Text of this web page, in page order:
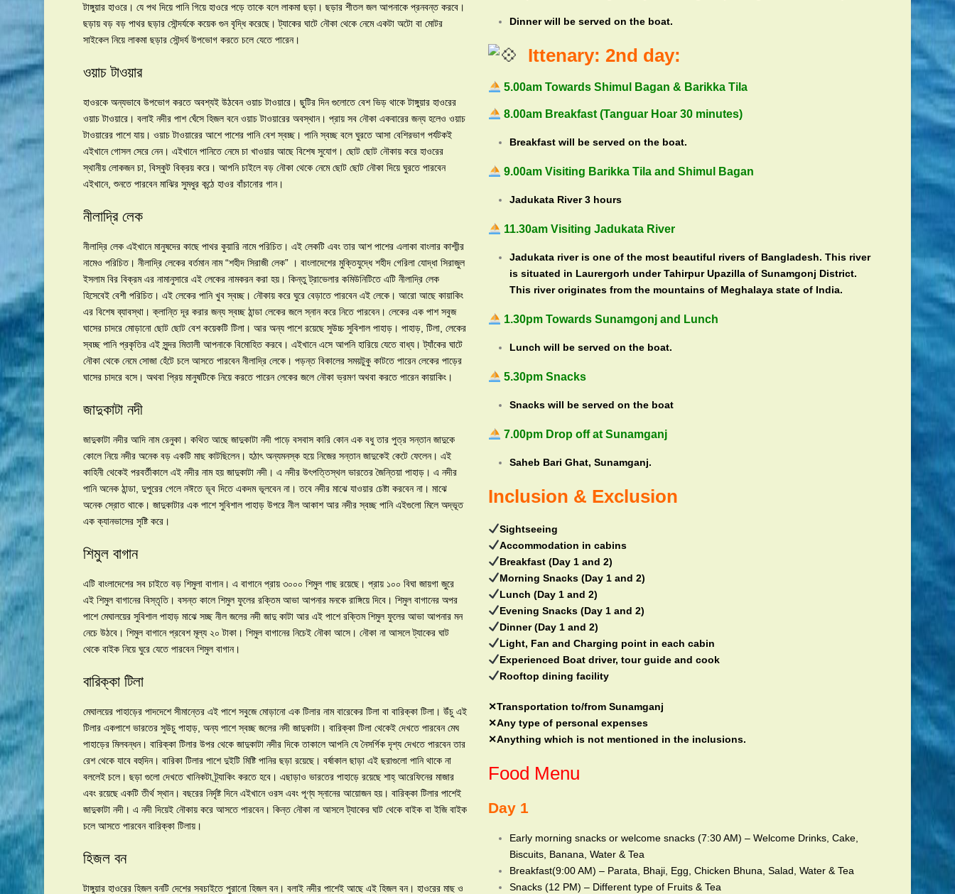
টাঙ্গুয়ার হাওরে। যে পথ দিয়ে পানি গিয়ে হাওরে পড়ে তাকে বলে লাকমা ছড়া। ছড়ার শীতল জল আপনাকে প্রনবন্ত করবে।
ছড়ায় বড় বড় পাথর ছড়ার সৌন্দর্যকে কয়েক গুন বৃদ্ধি করেছে। ট্যাকের ঘাটে নৌকা থেকে নেমে একটা অটো বা মোটর
সাইকেল নিয়ে লাকমা ছড়ার সৌন্দর্য উপভোগ করতে চলে যেতে পারেন।
ওয়াচ টাওয়ার
হাওরকে অন্যভাবে উপভোগ করতে অবশ্যই উঠবেন ওয়াচ টাওয়ারে। ছুটির দিন গুলোতে বেশ ভিড় থাকে টাঙ্গুয়ার হাওরের
ওয়াচ টাওয়ারে। বলাই নদীর পাশ ঘেঁসে হিজল বনে ওয়াচ টাওয়ারের অবস্থান। প্রায় সব নৌকা একবারের জন্য হলেও ওয়াচ
টাওয়ারের পাশে যায়। ওয়াচ টাওয়ারের আশে পাশের পানি বেশ স্বচ্ছ। পানি স্বচ্ছ বলে ঘুরতে আসা বেশিরভাগ পর্যটকই
এইখানে গোসল সেরে নেন। এইখানে পানিতে নেমে চা খাওয়ার আছে বিশেষ সুযোগ। ছোট ছোট নৌকায় করে হাওরের
স্থানীয় লোকজন চা, বিস্কুট বিক্রয় করে। আপনি চাইলে বড় নৌকা থেকে নেমে ছোট ছোট নৌকা দিয়ে ঘুরতে পারবেন
এইখানে, শুনতে পারবেন মাঝির সুমধুর কন্ঠে হাওর বাঁচানোর গান।
নীলাদ্রি লেক
নীলাদ্রি লেক এইখানে মানুষদের কাছে পাথর কুয়ারি নামে পরিচিত। এই লেকটি এবং তার আশ পাশের এলাকা বাংলার কাশ্মীর
নামেও পরিচিত। নীলাদ্রি লেকের বর্তমান নাম “শহীদ সিরাজী লেক” । বাংলাদেশের মুক্তিযুদ্ধে শহীদ গেরিলা যোদ্ধা সিরাজুল
ইসলাম বির বিক্রম এর নামানুসারে এই লেকের নামকরন করা হয়। কিন্তু ট্রাভেলার কমিউনিটিতে এটি নীলাদ্রি লেক
হিসেবেই বেশী পরিচিত। এই লেকের পানি খুব স্বচ্ছ। নৌকায় করে ঘুরে বেড়াতে পারবেন এই লেকে। আরো আছে কায়াকিং
এর বিশেষ ব্যাবস্থা। ক্লান্তি দূর করার জন্য স্বচ্ছ ঠান্ডা লেকের জলে স্নান করে নিতে পারবেন। লেকের এক পাশ সবুজ
ঘাসের চাদরে মোড়ানো ছোট ছোট বেশ কয়েকটি টিলা। আর অন্য পাশে রয়েছে সুউচ্চ সুবিশাল পাহাড়। পাহাড়, টিলা, লেকের
স্বচ্ছ পানি প্রকৃতির এই সুন্দর মিতালী আপনাকে বিমোহিত করবে। এইখানে এসে আপনি হারিয়ে যেতে বাধ্য। ট্যাঁকের ঘাটে
নৌকা থেকে নেমে সোজা হেঁটে চলে আসতে পারবেন নীলাদ্রি লেকে। পড়ন্ত বিকালের সময়টুকু কাটতে পারেন লেকের পাড়ের
ঘাসের চাদরে বসে। অথবা প্রিয় মানুষটিকে নিয়ে করতে পারেন লেকের জলে নৌকা ভ্রমণ অথবা করতে পারেন কায়াকিং।
জাদুকাটা নদী
জাদুকাটা নদীর আদি নাম রেনুকা। কথিত আছে জাদুকাটা নদী পাড়ে বসবাস কারি কোন এক বধু তার পুত্র সন্তান জাদুকে
কোলে নিয়ে নদীর অনেক বড় একটি মাছ কাটছিলেন। হঠাৎ অন্যমনস্ক হয়ে নিজের সন্তান জাদুকেই কেটে ফেলেন। এই
কাহিনী থেকেই পরবর্তীকালে এই নদীর নাম হয় জাদুকাটা নদী। এ নদীর উৎপত্তিস্থল ভারতের জৈন্তিয়া পাহাড়। এ নদীর
পানি অনেক ঠান্ডা, দুপুরের গেলে নঈতে ডূব দিতে একদম ভূলবেন না। তবে নদীর মাঝে যাওয়ার চেষ্টা করবেন না। মাঝে
অনেক স্রোত থাকে। জাদুকাটার এক পাশে সুবিশাল পাহাড় উপরে নীল আকাশ আর নদীর স্বচ্ছ পানি এইগুলো মিলে অদ্ভূত
এক ক্যানভাসের সৃষ্টি করে।
শিমুল বাগান
এটি বাংলাদেশের সব চাইতে বড় শিমুলা বাগান। এ বাগানে প্রায় ৩০০০ শিমুল গাছ রয়েছে। প্রায় ১০০ বিঘা জায়গা জুরে
এই শিমুল বাগানের বিস্তৃতি। বসন্ত কালে শিমুল ফুলের রক্তিম আভা আপনার মনকে রাঙ্গিয়ে দিবে। শিমুল বাগানের অপর
পাশে মেঘালয়ের সুবিশাল পাহাড় মাঝে সচ্ছ নীল জলের নদী জাদু কাটা আর এই পাশে রক্তিম শিমুল ফুলের আভা আপনার মন
নেচে উঠবে। শিমুল বাগানে প্রবেশ মূল্য ২০ টাকা। শিমুল বাগানের নিচেই নৌকা আসে। নৌকা না আসলে ট্যাকের ঘাট
থেকে বাইক নিয়ে ঘুরে যেতে পারবেন শিমুল বাগান।
বারিক্কা টিলা
মেঘালয়ের পাহাড়ের পাদদেশে সীমান্তের এই পাশে সবুজে মোড়ানো এক টিলার নাম বারেকের টিলা বা বারিক্কা টিলা। উঁচু এই
টিলার একপাশে ভারতের সুউচু পাহাড়, অন্য পাশে স্বচ্ছ জলের নদী জাদুকাটা। বারিক্কা টিলা থেকেই দেখতে পারবেন মেঘ
পাহাড়ের মিলবন্ধন। বারিক্কা টিলার উপর থেকে জাদুকাটা নদীর দিকে তাকালে আপনি যে নৈসর্গিক দৃশ্য দেখতে পারবেন তার
রেশ থেকে যাবে বহুদিন। বারিকা টিলার পাশে দুইটি মিষ্টি পানির ছড়া রয়েছে। বর্ষাকাল ছাড়া এই ছরাগুলো পানি থাকে না
বললেই চলে। ছড়া গুলো দেখতে খানিকটা ট্র্যাকিং করতে হবে। এছাড়াও ভারতের পাহাড়ে রয়েছে শাহ্ আরেফিনের মাজার
এবং রয়েছে একটি তীর্থ স্থান। বছরের নির্দৃষ্ট দিনে এইখানে ওরস এবং পূণ্য স্নানের আয়োজন হয়। বারিক্কা টিলার পাশেই
জাদুকাটা নদী। এ নদী দিয়েই নৌকায় করে আসতে পারবেন। কিন্ত নৌকা না আসলে ট্যাকের ঘাট থেকে বাইক বা ইজি বাইক
চলে আসতে পারবেন বারিক্কা টিলায়।
হিজল বন
টাঙ্গুয়ার হাওরের হিজল বনটি দেশের সবচাইতে পুরানো হিজল বন। বলাই নদীর পাশেই আছে এই হিজল বন। হাওরের মাছ ও
Dinner will be served on the boat.
Ittenary: 2nd day:
5.00am Towards Shimul Bagan & Barikka Tila
8.00am Breakfast (Tanguar Hoar 30 minutes)
Breakfast will be served on the boat.
9.00am Visiting Barikka Tila and Shimul Bagan
Jadukata River 3 hours
11.30am Visiting Jadukata River
Jadukata river is one of the most beautiful rivers of Bangladesh. This river
is situated in Laurergorh under Tahirpur Upazilla of Sunamgonj District.
This river originates from the mountains of Meghalaya state of India.
1.30pm Towards Sunamgonj and Lunch
Lunch will be served on the boat.
5.30pm Snacks
Snacks will be served on the boat
7.00pm Drop off at Sunamganj
Saheb Bari Ghat, Sunamganj.
Inclusion & Exclusion
Sightseeing
Accommodation in cabins
Breakfast (Day 1 and 2)
Morning Snacks (Day 1 and 2)
Lunch (Day 1 and 2)
Evening Snacks (Day 1 and 2)
Dinner (Day 1 and 2)
Light, Fan and Charging point in each cabin
Experienced Boat driver, tour guide and cook
Rooftop dining facility
✕Transportation to/from Sunamganj
✕Any type of personal expenses
✕Anything which is not mentioned in the inclusions.
Food Menu
Day 1
Early morning snacks or welcome snacks (7:30 AM) – Welcome Drinks, Cake,
Biscuits, Banana, Water & Tea
Breakfast(9:00 AM) – Parata, Bhaji, Egg, Chicken Bhuna, Salad, Water & Tea
Snacks (12 PM) – Different type of Fruits & Tea